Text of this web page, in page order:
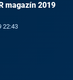
magazín 2019
22:43